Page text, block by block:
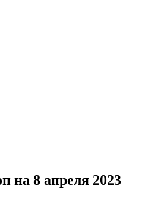
на 8 апреля 2023